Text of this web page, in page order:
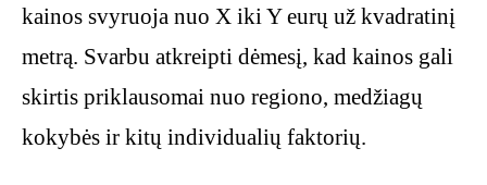
kainos svyruoja nuo X iki Y eurų už kvadratinį
metrą. Svarbu atkreipti dėmesį, kad kainos gali
skirtis priklausomai nuo regiono, medžiagų
kokybės ir kitų individualių faktorių.